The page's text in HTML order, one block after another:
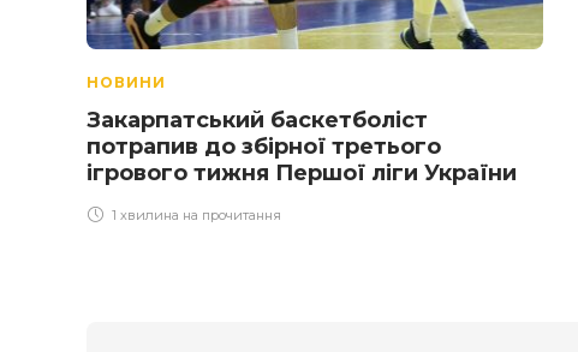
НОВИНИ
Закарпатський баскетболіст
потрапив до збірної третього
ігрового тижня Першої ліги України
1 хвилина на прочитання